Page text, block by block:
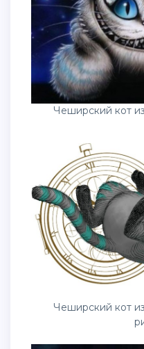
Чеширский кот
Чеширский кот